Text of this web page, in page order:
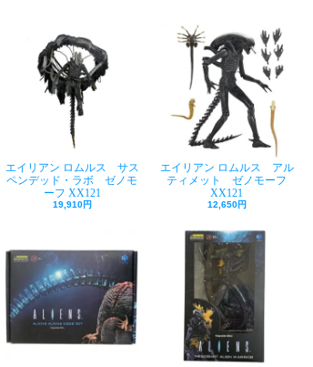
エイリアン ロムルス サス
ペンデッド・ラボ ゼノモ
ーフ XX121
19,910円
エイリアン ロムルス アル
ティメット ゼノモーフ
XX121
12,650円